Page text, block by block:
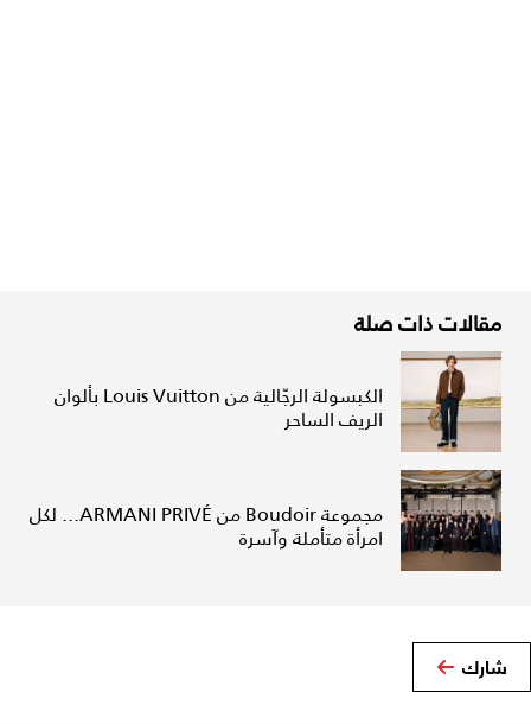
مقالات ذات صلة
الكبسولة الرجّالية من Louis Vuitton بألوان
الريف الساحر
مجموعة Boudoir من ARMANI PRIVÉ... لكل
امرأة متأملة وآسرة
شارك